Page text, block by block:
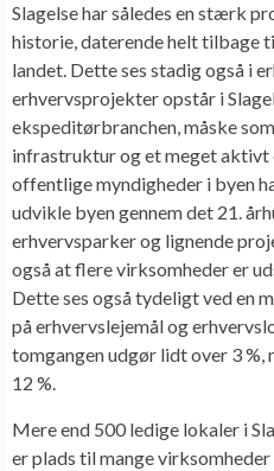
Slagelse har således en stærk
historie, daterende helt tilbage
landet. Dette ses stadig også i
erhvervsprojekter opstår i
ekspeditørbranchen, måske
infrastruktur og et meget aktivt
offentlige myndigheder i byen
udvikle byen gennem det 21.
erhvervsparker og lignende
også at flere virksomheder er
Dette ses også tydeligt ved en
på erhvervslejemål og
tomgangen udgør lidt over 3 %,
12 %.
Mere end 500 ledige lokaler i
er plads til mange